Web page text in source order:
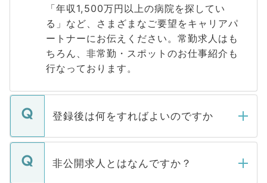
「年収1,500万円以上の病院を探してい
る」など、さまざまなご要望をキャリアパ
ートナーにお伝えください。常勤求人はも
ちろん、非常勤・スポットのお仕事紹介も
行なっております。
登録後は何をすればよいのですか
ご登録いただきましたら、弊社担当者がご
登録内容を確認し、その後メールもしくは
非公開求人とはなんですか？